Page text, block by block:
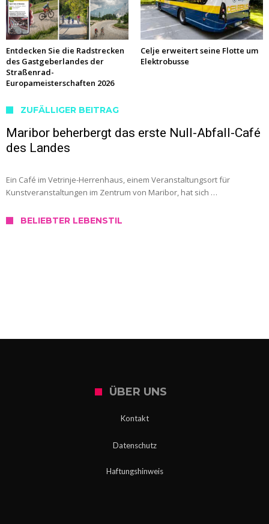
Entdecken Sie die Radstrecken
des Gastgeberlandes der
Straßenrad-
Europameisterschaften 2026
Celje erweitert seine Flotte um
Elektrobusse
ZUFÄLLIGER BEITRAG
Maribor beherbergt das erste Null-Abfall-Café
des Landes
Ein Café im Vetrinje-Herrenhaus, einem Veranstaltungsort für
Kunstveranstaltungen im Zentrum von Maribor, hat sich …
BELIEBTER LEBENSTIL
ÜBER UNS
Kontakt
Datenschutz
Haftungshinweis